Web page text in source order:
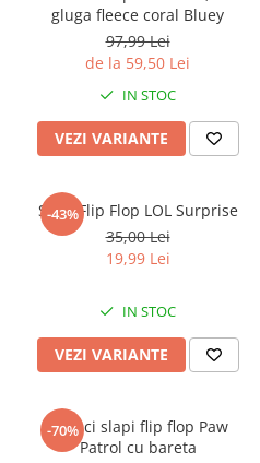
gluga fleece coral Bluey
97,99 Lei
de la 59,50 Lei
IN STOC
VEZI VARIANTE
-43%
Slapi Flip Flop LOL Surprise
35,00 Lei
19,99 Lei
IN STOC
VEZI VARIANTE
-70%
Papuci slapi flip flop Paw
Patrol cu bareta